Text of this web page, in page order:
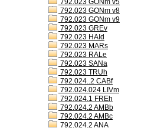
792.023 GONm v5
792.023 GONm v8
792.023 GONm v9
792.023 GREv
792.023 HAId
792.023 MARs
792.023 RALe
792.023 SANa
792.023 TRUh
792.024..2 CABf
792.024.024 LIVm
792.024.1 FREh
792.024.2 AMBb
792.024.2 AMBc
792.024.2 ANA